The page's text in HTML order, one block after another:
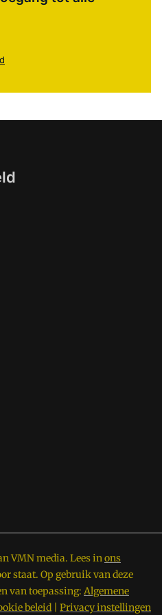
VMN media. Lees inons
staat. Op gebruik van deze
van toepassing: Algemene
beleid Privacy instellingen